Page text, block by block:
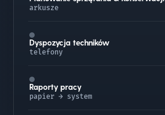
arkusze
Dyspozycja techników
telefony
Raporty pracy
papier → system